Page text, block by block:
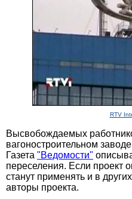
RTV
Высвобождаемых
вагоностроительном
Газета "Ведомости"
переселения. Если проект
станут применять и в
авторы проекта.